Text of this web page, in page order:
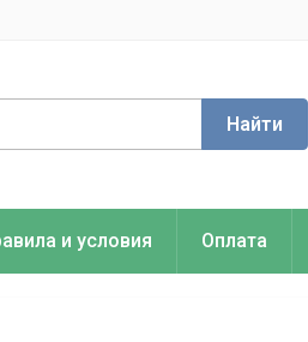
Найти
и условия Оплата